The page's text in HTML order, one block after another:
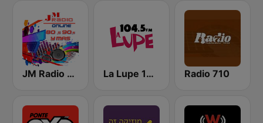
JM Radio 80s y 90s La Lupe 104.5 FM Radio 710